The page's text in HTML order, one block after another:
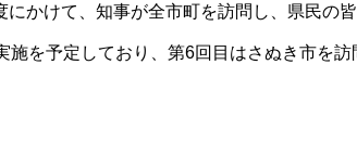
にかけて、知事が全市町を訪問し、県民の
施を予定しており、第6回目はさぬき市を訪